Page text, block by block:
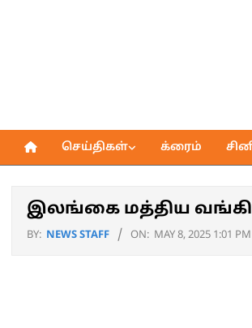
Primary
செய்திகள் க்ரைம்
இலங்கை மத்திய வங்கி
BY: NEWS STAFF ON: MAY 8, 2025 1:01 PM